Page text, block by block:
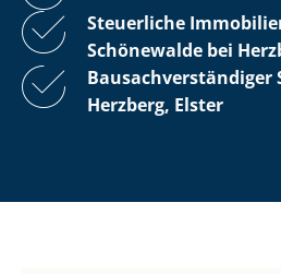
Steuerliche
Schönewalde bei
Bau­sach­ver­stän­di­ger
Herzberg, Elster